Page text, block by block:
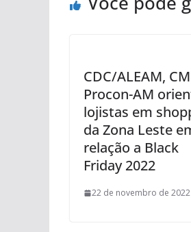
CDC/ALEAM,
Procon-AM
lojistas em
da Zona Leste
relação a Black
Friday 2022
22 de novembro de 2022